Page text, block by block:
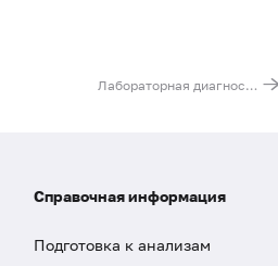
Лабораторная диагностика рахита
Справочная информация
Подготовка к анализам